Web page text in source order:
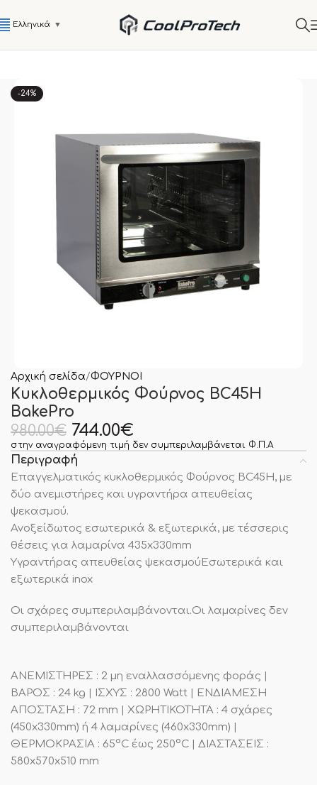
Ελληνικά ▼
-24%
Αρχική σελίδα ΦΟΥΡΝΟΙ
Κυκλοθερμικός Φούρνος BC45H
BakePro
980.00€ 744.00€
στην αναγραφόμενη τιμή δεν συμπεριλαμβάνεται Φ.Π.Α
Περιγραφή
Επαγγελματικός κυκλοθερμικός Φούρνος BC45H, με
δύο ανεμιστήρες και υγραντήρα απευθείας
ψεκασμού.
Ανοξείδωτος εσωτερικά & εξωτερικά, με τέσσερις
θέσεις για λαμαρίνα 435x330mm
Υγραντήρας απευθείας ψεκασμούΕσωτερικά και
εξωτερικά inox
Οι σχάρες συμπεριλαμβάνονται.Οι λαμαρίνες δεν
συμπεριλαμβάνονται
ΑΝΕΜΙΣΤΗΡΕΣ : 2 μη εναλλασσόμενης φοράς |
ΒΑΡΟΣ : 24 kg | ΙΣΧΥΣ : 2800 Watt | ΕΝΔΙΑΜΕΣΗ
ΑΠΟΣΤΑΣΗ : 72 mm | ΧΩΡΗΤΙΚΟΤΗΤΑ : 4 σχάρες
(450x330mm) ή 4 λαμαρίνες (460x330mm) |
ΘΕΡΜΟΚΡΑΣΙΑ : 65°C έως 250°C | ΔΙΑΣΤΑΣΕΙΣ :
580x570x510 mm